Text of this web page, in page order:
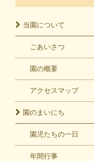
当園について
ごあいさつ
園の概要
アクセスマップ
園のまいにち
園児たちの一日
年間行事